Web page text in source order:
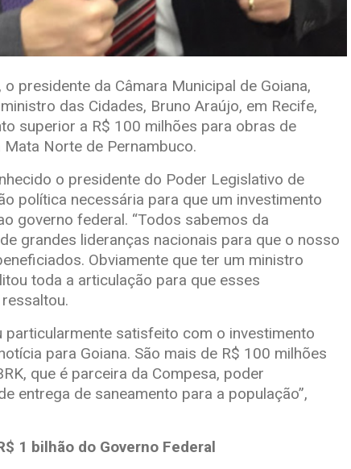
presidente da Câmara Municipal de Goiana,
das Cidades, Bruno Araújo, em Recife,
superior a R$ 100 milhões para obras de
Mata Norte de Pernambuco.
o presidente do Poder Legislativo de
política necessária para que um investimento
governo federal. “Todos sabemos da
grandes lideranças nacionais para que o nosso
Obviamente que ter um ministro
toda a articulação para que esses
satisfeito com o investimento
para Goiana. São mais de R$ 100 milhões
que é parceira da Compesa, poder
entrega de saneamento para a população”,
1 bilhão do Governo Federal